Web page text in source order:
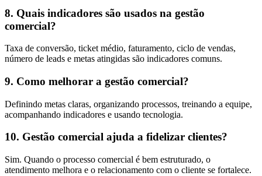
8. Quais indicadores são usados na gestão
comercial?
Taxa de conversão, ticket médio, faturamento, ciclo de vendas,
número de leads e metas atingidas são indicadores comuns.
9. Como melhorar a gestão comercial?
Definindo metas claras, organizando processos, treinando a equipe,
acompanhando indicadores e usando tecnologia.
10. Gestão comercial ajuda a fidelizar clientes?
Sim. Quando o processo comercial é bem estruturado, o
atendimento melhora e o relacionamento com o cliente se fortalece.